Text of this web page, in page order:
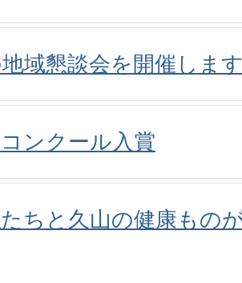
域懇談会を開催しま
ンクール入賞
ちと久山の健康もの